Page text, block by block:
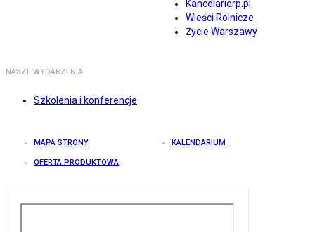
Kancelarierp.pl
Wieści Rolnicze
Życie Warszawy
NASZE WYDARZENIA
Szkolenia i konferencje
MAPA STRONY KALENDARIUM
OFERTA PRODUKTOWA